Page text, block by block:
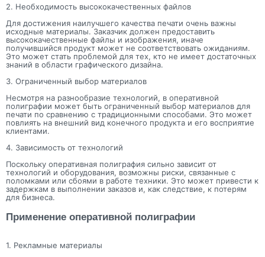
2. Необходимость высококачественных файлов
Для достижения наилучшего качества печати очень важны
исходные материалы. Заказчик должен предоставить
высококачественные файлы и изображения, иначе
получившийся продукт может не соответствовать ожиданиям.
Это может стать проблемой для тех, кто не имеет достаточных
знаний в области графического дизайна.
3. Ограниченный выбор материалов
Несмотря на разнообразие технологий, в оперативной
полиграфии может быть ограниченный выбор материалов для
печати по сравнению с традиционными способами. Это может
повлиять на внешний вид конечного продукта и его восприятие
клиентами.
4. Зависимость от технологий
Поскольку оперативная полиграфия сильно зависит от
технологий и оборудования, возможны риски, связанные с
поломками или сбоями в работе техники. Это может привести к
задержкам в выполнении заказов и, как следствие, к потерям
для бизнеса.
Применение оперативной полиграфии
1. Рекламные материалы